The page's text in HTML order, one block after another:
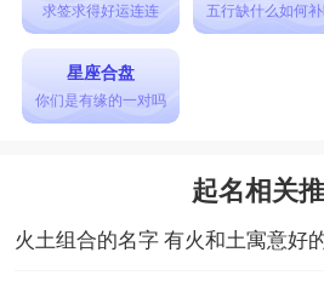
高、才德出众、杰出廉洁、
霓字五行属水，本义是大气中
一种光的现象。形成的原因和
序和虹相反，红色在内，紫
求签求得好运连连 五行缺什么如何
星座合盘
你们是有缘的一对吗
起名相关
火土组合的名字 有火和土寓意好